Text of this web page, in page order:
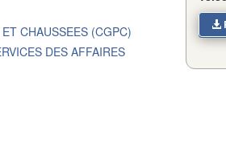
CHAUSSEES (CGPC)
DES AFFAIRES